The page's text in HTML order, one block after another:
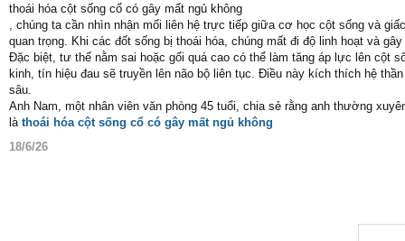
thoái hóa cột sống cổ có gây mất ngủ không
, chúng ta cần nhìn nhận mối liên hệ trực tiếp giữa cơ học cột sống và
quan trọng. Khi các đốt sống bị thoái hóa, chúng mất đi độ linh hoạt và
Đặc biệt, tư thế nằm sai hoặc gối quá cao có thể làm tăng áp lực lên cột
kinh, tín hiệu đau sẽ truyền lên não bộ liên tục. Điều này kích thích hệ
sâu.
Anh Nam, một nhân viên văn phòng 45 tuổi, chia sẻ rằng anh thường
là thoái hóa cột sống cổ có gây mất ngủ không
18/6/26